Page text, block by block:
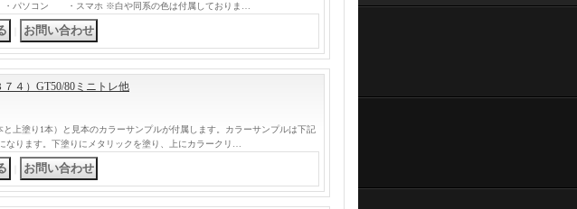
・パソコン ・スマホ ※白や同系の色は付属しておりま…
４）GT50/80ミニトレ他
上塗り1本）と見本のカラーサンプルが付属します。カラーサンプルは下記
ります。下塗りにメタリックを塗り、上にカラークリ…